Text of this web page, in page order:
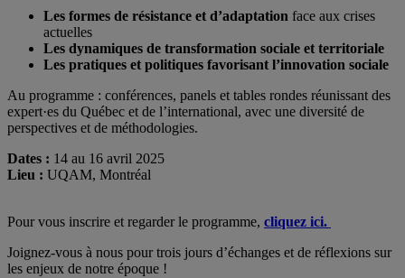
Les formes de résistance et d’adaptation face aux crises
actuelles
Les dynamiques de transformation sociale et territoriale
Les pratiques et politiques favorisant l’innovation sociale
Au programme : conférences, panels et tables rondes réunissant des
expert·es du Québec et de l’international, avec une diversité de
perspectives et de méthodologies.
Dates : 14 au 16 avril 2025
Lieu : UQAM, Montréal
Pour vous inscrire et regarder le programme, cliquez ici.
Joignez-vous à nous pour trois jours d’échanges et de réflexions sur
les enjeux de notre époque !